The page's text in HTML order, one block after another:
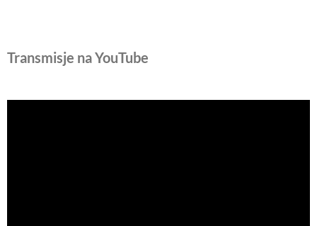
Transmisje na YouTube